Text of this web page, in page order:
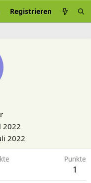
Registrieren
2022
2022
Punkte
1